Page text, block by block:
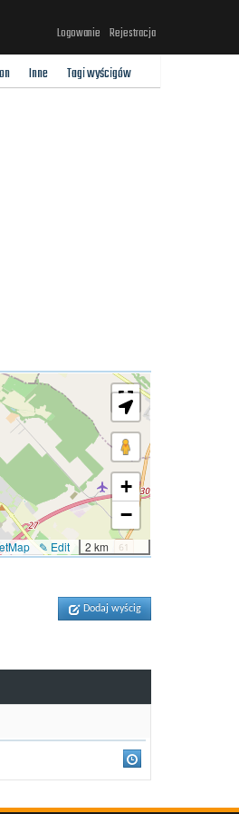
Logowanie Rejestracja
Inne Tagi wyścigów
+
−
2 km
✎ Edit
Dodaj wyścig